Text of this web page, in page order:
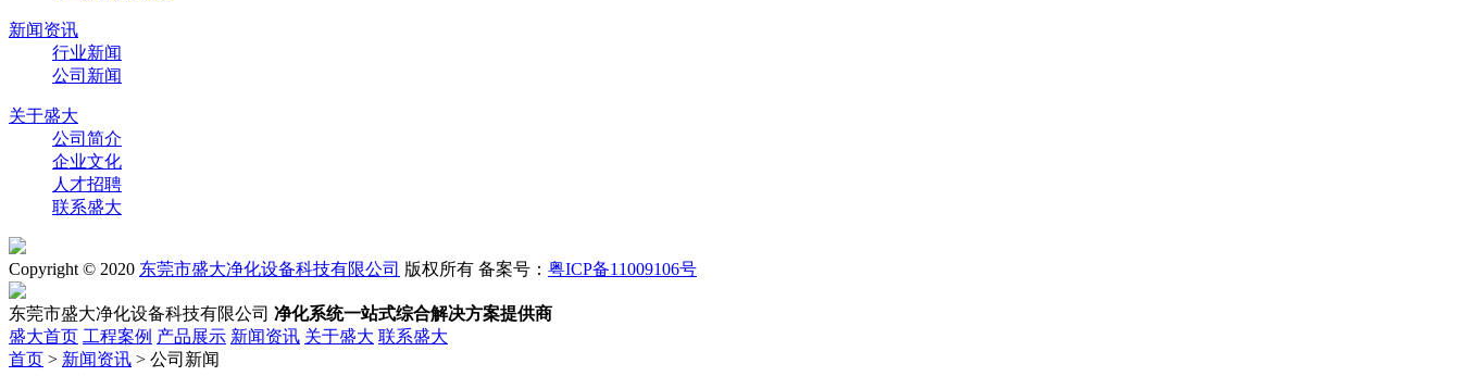
新闻资讯
行业新闻
公司新闻
关于盛大
公司简介
企业文化
人才招聘
联系盛大
Copyright © 2020 东莞市盛大净化设备科技有限公司 版权所有 备案号： 粤ICP备11009106号
东莞市盛大净化设备科技有限公司 净化系统一站式综合解决方案提供商
盛大首页 工程案例 产品展示 新闻资讯 关于盛大 联系盛大
首页 > 新闻资讯 > 公司新闻